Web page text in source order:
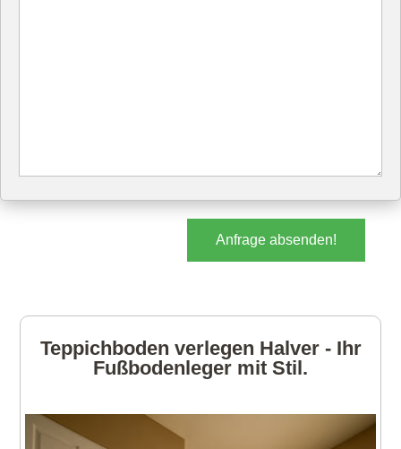
Anfrage absenden!
Teppichboden verlegen Halver - Ihr
Fußbodenleger mit Stil.